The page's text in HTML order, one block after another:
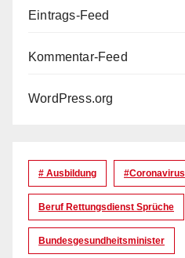
Eintrags-Feed
Kommentar-Feed
WordPress.org
# Ausbildung #coronavirus
Beruf Rettungsdienst Sprüche
Bundesgesundheitsminister